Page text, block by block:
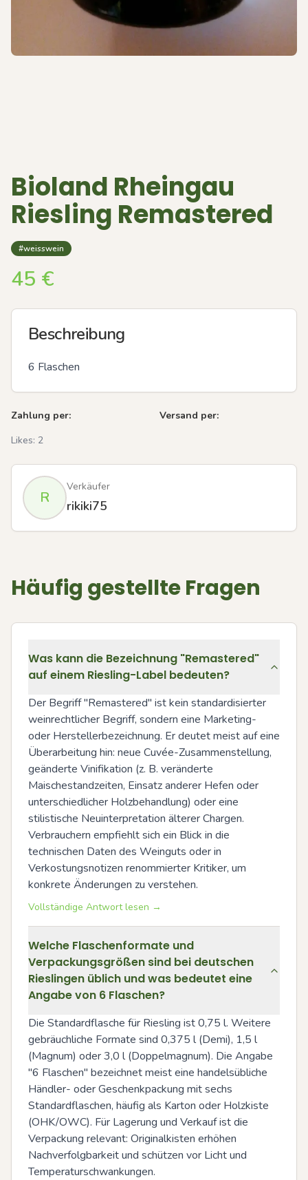
Bioland Rheingau
Riesling Remastered
#weisswein
45 €
Beschreibung
6 Flaschen
Zahlung per:
Versand per:
Likes: 2
R
Verkäufer
rikiki75
Häufig gestellte Fragen
Was kann die Bezeichnung "Remastered"
auf einem Riesling-Label bedeuten?
Der Begriff "Remastered" ist kein standardisierter
weinrechtlicher Begriff, sondern eine Marketing-
oder Herstellerbezeichnung. Er deutet meist auf eine
Überarbeitung hin: neue Cuvée-Zusammenstellung,
geänderte Vinifikation (z. B. veränderte
Maischestandzeiten, Einsatz anderer Hefen oder
unterschiedlicher Holzbehandlung) oder eine
stilistische Neuinterpretation älterer Chargen.
Verbrauchern empfiehlt sich ein Blick in die
technischen Daten des Weinguts oder in
Verkostungsnotizen renommierter Kritiker, um
konkrete Änderungen zu verstehen.
Vollständige Antwort lesen →
Welche Flaschenformate und
Verpackungsgrößen sind bei deutschen
Rieslingen üblich und was bedeutet eine
Angabe von 6 Flaschen?
Die Standardflasche für Riesling ist 0,75 l. Weitere
gebräuchliche Formate sind 0,375 l (Demi), 1,5 l
(Magnum) oder 3,0 l (Doppelmagnum). Die Angabe
"6 Flaschen" bezeichnet meist eine handelsübliche
Händler- oder Geschenkpackung mit sechs
Standardflaschen, häufig als Karton oder Holzkiste
(OHK/OWC). Für Lagerung und Verkauf ist die
Verpackung relevant: Originalkisten erhöhen
Nachverfolgbarkeit und schützen vor Licht und
Temperaturschwankungen.